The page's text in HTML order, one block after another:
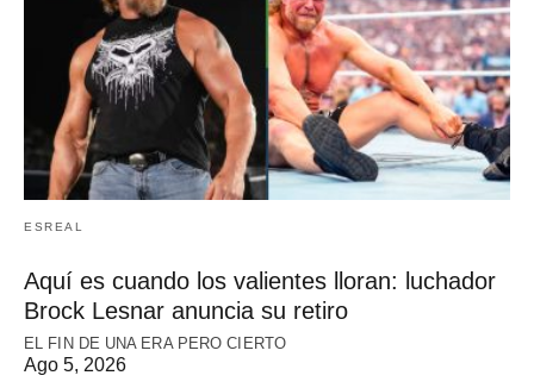
ESREAL
Aquí es cuando los valientes lloran: luchador
Brock Lesnar anuncia su retiro
EL FIN DE UNA ERA PERO CIERTO
Ago 5, 2026